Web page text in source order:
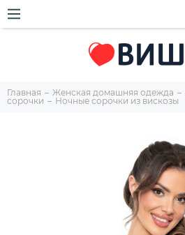
Главная Женская домашняя одежда
сорочки
Ночные сорочки из вискозы